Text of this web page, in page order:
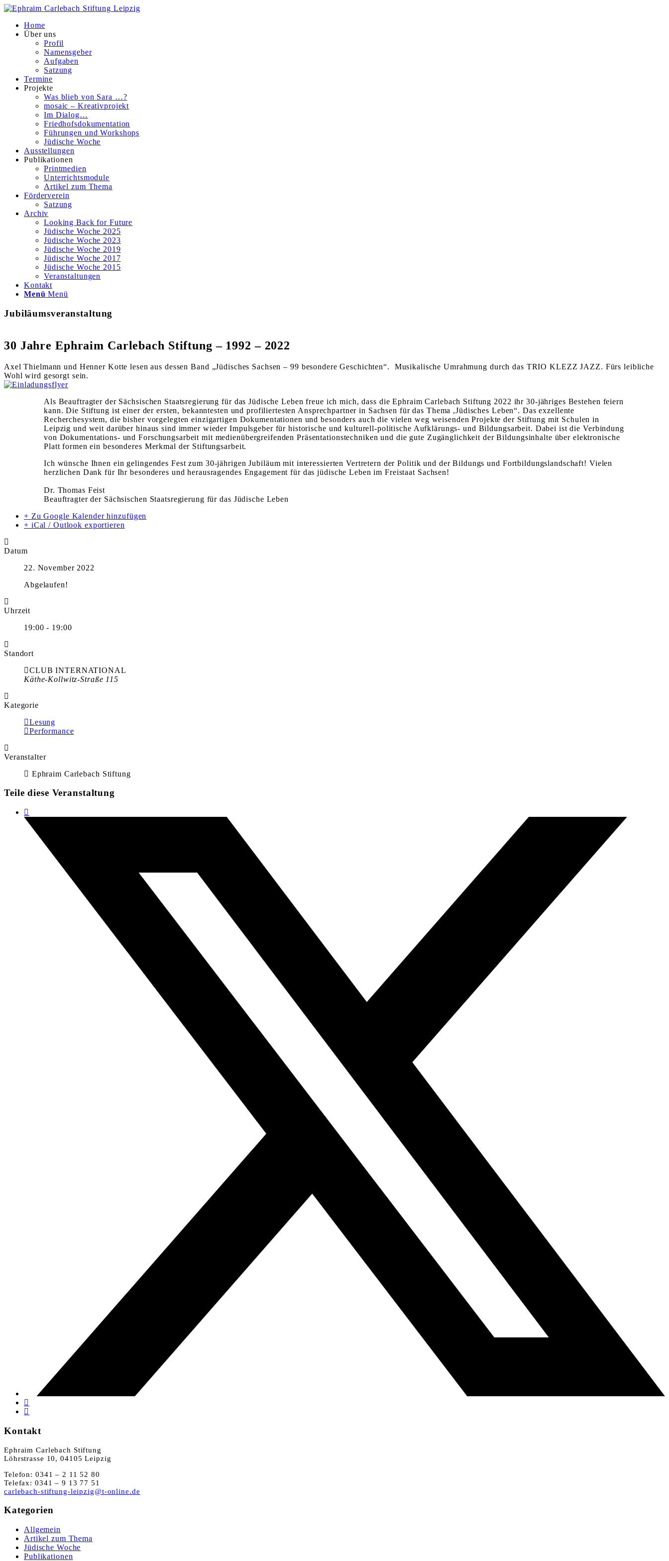
Home
Über uns
Profil
Namensgeber
Aufgaben
Satzung
Termine
Projekte
Was blieb von Sara …?
mosaic – Kreativprojekt
Im Dialog…
Friedhofsdokumentation
Führungen und Workshops
Jüdische Woche
Ausstellungen
Publikationen
Printmedien
Unterrichtsmodule
Artikel zum Thema
Förderverein
Satzung
Archiv
Looking Back for Future
Jüdische Woche 2025
Jüdische Woche 2023
Jüdische Woche 2019
Jüdische Woche 2017
Jüdische Woche 2015
Veranstaltungen
Kontakt
Menü Menü
Jubiläumsveranstaltung
30 Jahre Ephraim Carlebach Stiftung – 1992 – 2022
Axel Thielmann und Henner Kotte lesen aus dessen Band „Jüdisches Sachsen – 99 besondere Geschichten“. Musikalische Umrahmung durch das TRIO KLEZZ JAZZ. Fürs leibliche
Wohl wird gesorgt sein.
Als Beauftragter der Sächsischen Staatsregierung für das Jüdische Leben freue ich mich, dass die Ephraim Carlebach Stiftung 2022 ihr 30-jähriges Bestehen feiern
kann. Die Stiftung ist einer der ersten, bekanntesten und profiliertesten Ansprechpartner in Sachsen für das Thema ,Jüdisches Leben“. Das exzellente
Recherchesystem, die bisher vorgelegten einzigartigen Dokumentationen und besonders auch die vielen weg­ weisenden Projekte der Stiftung mit Schulen in
Leipzig und weit darüber hinaus sind immer wieder Impulsgeber für historische und kulturell-politische Aufklärungs- und Bildungsarbeit. Dabei ist die Verbindung
von Dokumentations- und Forschungsarbeit mit medienübergreifenden Präsentationstechniken und die gute Zugänglichkeit der Bildungsinhalte über elektronische
Platt­ formen ein besonderes Merkmal der Stiftungsarbeit.
Ich wünsche Ihnen ein gelingendes Fest zum 30-jährigen Jubiläum mit interessierten Vertretern der Politik und der Bildungs­ und Fortbildungslandschaft! Vielen
herzlichen Dank für Ihr besonderes und herausragendes Engagement für das jüdische Leben im Freistaat Sachsen!
Dr. Thomas Feist
Beauftragter der Sächsischen Staatsregierung für das Jüdische Leben
+ Zu Google Kalender hinzufügen
+ iCal / Outlook exportieren
Datum
22. November 2022
Abgelaufen!
Uhrzeit
19:00 - 19:00
Standort
CLUB INTERNATIONAL
Käthe-Kollwitz-Straße 115
Kategorie
Lesung
Performance
Veranstalter
Ephraim Carlebach Stiftung
Teile diese Veranstaltung
Kontakt
Ephraim Carlebach Stiftung
Löhrstrasse 10, 04105 Leipzig
Telefon: 0341 – 2 11 52 80
Telefax: 0341 – 9 13 77 51
carlebach-stiftung-leipzig@t-online.de
Kategorien
Allgemein
Artikel zum Thema
Jüdische Woche
Publikationen